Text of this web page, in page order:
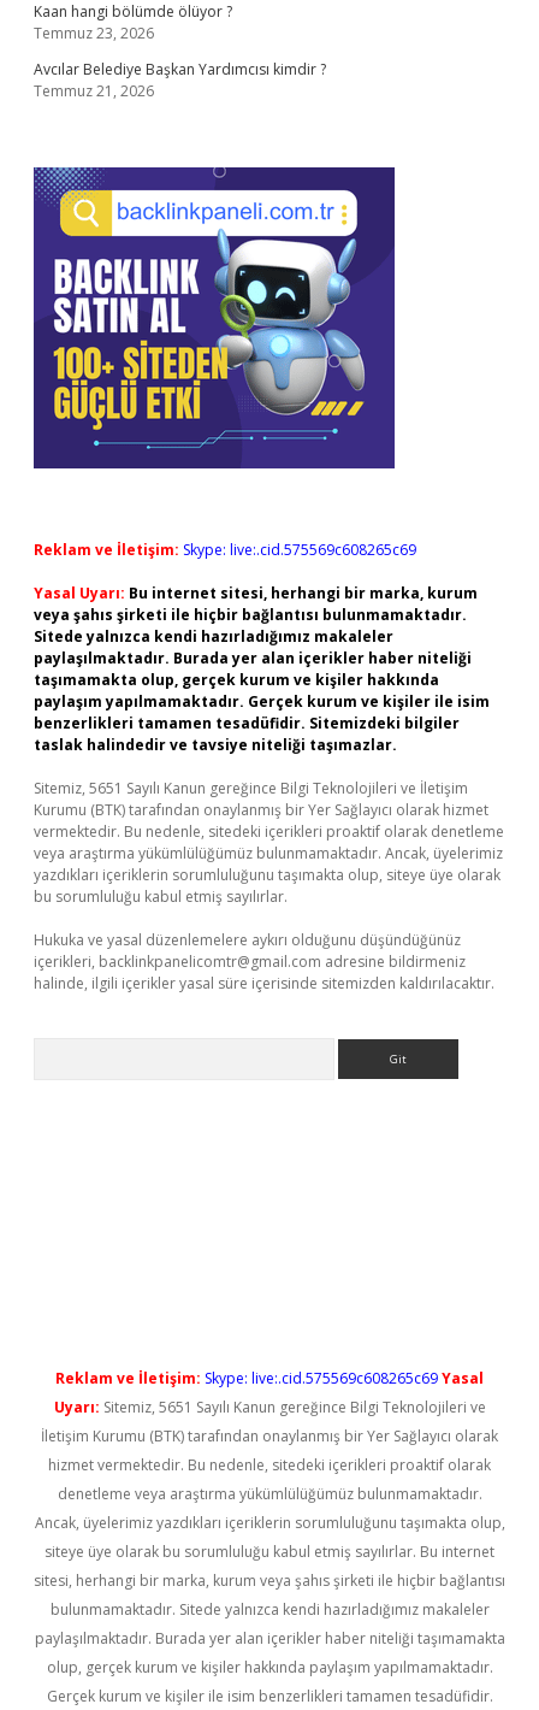
Kaan hangi bölümde ölüyor ?
Temmuz 23, 2026
Avcılar Belediye Başkan Yardımcısı kimdir ?
Temmuz 21, 2026
Reklam ve İletişim: Skype: live:.cid.575569c608265c69
Yasal Uyarı: Bu internet sitesi, herhangi bir marka, kurum
veya şahıs şirketi ile hiçbir bağlantısı bulunmamaktadır.
Sitede yalnızca kendi hazırladığımız makaleler
paylaşılmaktadır. Burada yer alan içerikler haber niteliği
taşımamakta olup, gerçek kurum ve kişiler hakkında
paylaşım yapılmamaktadır. Gerçek kurum ve kişiler ile isim
benzerlikleri tamamen tesadüfidir. Sitemizdeki bilgiler
taslak halindedir ve tavsiye niteliği taşımazlar.
Sitemiz, 5651 Sayılı Kanun gereğince Bilgi Teknolojileri ve İletişim
Kurumu (BTK) tarafından onaylanmış bir Yer Sağlayıcı olarak hizmet
vermektedir. Bu nedenle, sitedeki içerikleri proaktif olarak denetleme
veya araştırma yükümlülüğümüz bulunmamaktadır. Ancak, üyelerimiz
yazdıkları içeriklerin sorumluluğunu taşımakta olup, siteye üye olarak
bu sorumluluğu kabul etmiş sayılırlar.
Hukuka ve yasal düzenlemelere aykırı olduğunu düşündüğünüz
içerikleri, backlinkpanelicomtr@gmail.com adresine bildirmeniz
halinde, ilgili içerikler yasal süre içerisinde sitemizden kaldırılacaktır.
Reklam ve İletişim: Skype: live:.cid.575569c608265c69Yasal
Uyarı: Sitemiz, 5651 Sayılı Kanun gereğince Bilgi Teknolojileri ve
İletişim Kurumu (BTK) tarafından onaylanmış bir Yer Sağlayıcı olarak
hizmet vermektedir. Bu nedenle, sitedeki içerikleri proaktif olarak
denetleme veya araştırma yükümlülüğümüz bulunmamaktadır.
Ancak, üyelerimiz yazdıkları içeriklerin sorumluluğunu taşımakta olup,
siteye üye olarak bu sorumluluğu kabul etmiş sayılırlar. Bu internet
sitesi, herhangi bir marka, kurum veya şahıs şirketi ile hiçbir bağlantısı
bulunmamaktadır. Sitede yalnızca kendi hazırladığımız makaleler
paylaşılmaktadır. Burada yer alan içerikler haber niteliği taşımamakta
olup, gerçek kurum ve kişiler hakkında paylaşım yapılmamaktadır.
Gerçek kurum ve kişiler ile isim benzerlikleri tamamen tesadüfidir.